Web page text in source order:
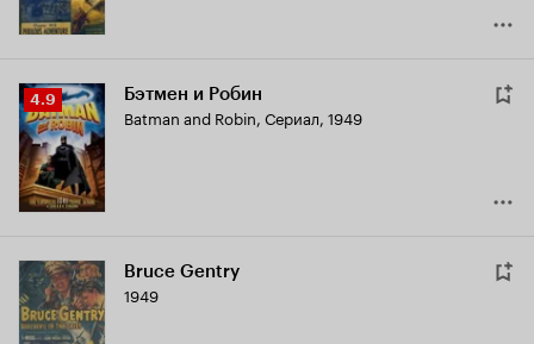
Рейтинг
Кинопоиска
4.9
4.9 Бэтмен и Робин
Batman and Robin, Сериал, 1949
Bruce Gentry
1949